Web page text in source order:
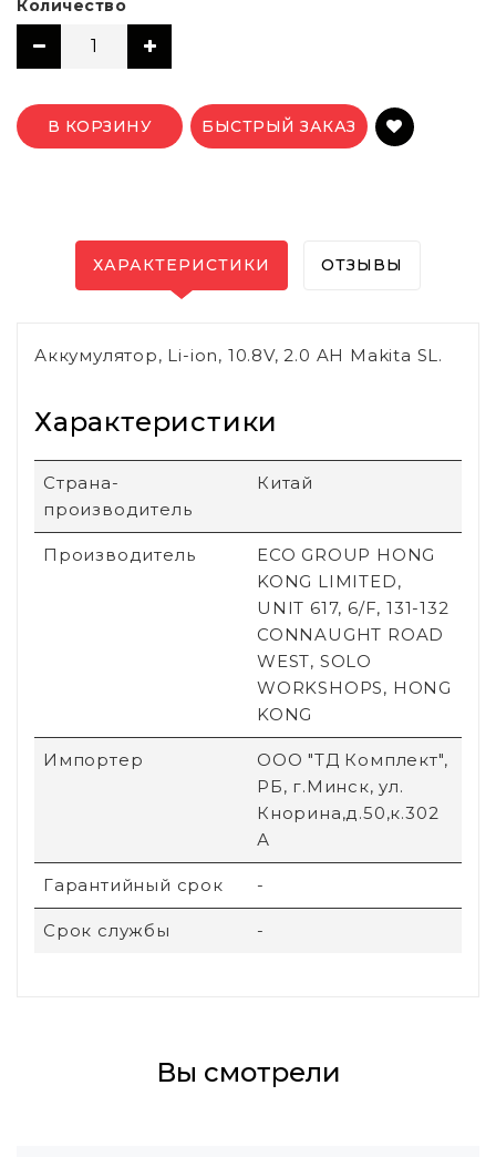
Количество
В КОРЗИНУ БЫСТРЫЙ ЗАКАЗ
ХАРАКТЕРИСТИКИ ОТЗЫВЫ
Аккумулятор, Li-ion, 10.8V, 2.0 AН Makita SL.
Характеристики
Страна-
производитель
Китай
Производитель
ECO GROUP HONG
KONG LIMITED,
UNIT 617, 6/F, 131-132
CONNAUGHT ROAD
WEST, SOLO
WORKSHOPS, HONG
KONG
Импортер
ООО "ТД Комплект",
РБ, г.Минск, ул.
Кнорина,д.50,к.302
А
Гарантийный срок -
Срок службы -
Вы смотрели